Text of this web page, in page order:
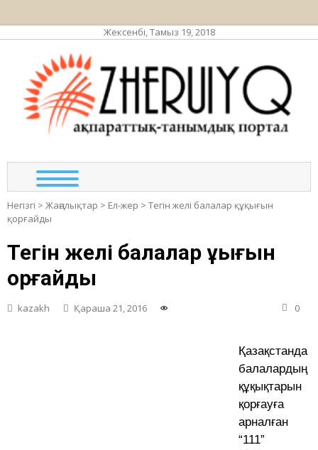
Жексенбі, Тамыз 19, 2018
Негізгі > Жаңалықтар > Ел-жер > Тегін желі балалар құқығын
қорғайды
Тегін желі балалар құқығын
қорғайды
kazakh Қараша 21, 2016 0
Қазақстанда
балалардың
құқықтарын
қорғауға
арналған
“111”